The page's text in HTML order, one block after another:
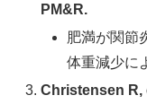
PM&R.
肥満が関節
体重減少に
Christensen R,